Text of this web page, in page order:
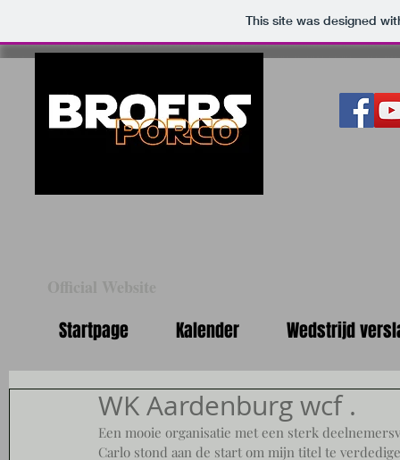
This site was designed
Startpage Kalender Wedstrijd
WK Aardenburg wcf .
Een mooie organisatie met een sterk
Carlo stond aan de start om mijn titel te